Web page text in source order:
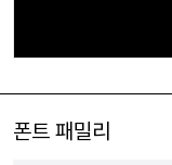
폰트 패밀리